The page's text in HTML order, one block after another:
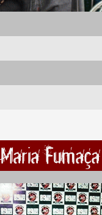
Maria Fumaça